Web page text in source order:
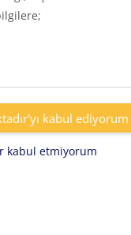
kabul ediyorum
kabul etmiyorum